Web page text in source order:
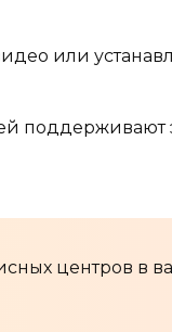
или
поддерживают
центров в